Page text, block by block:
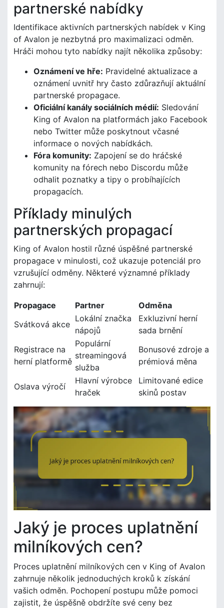
partnerské nabídky
Identifikace aktivních partnerských nabídek v King
of Avalon je nezbytná pro maximalizaci odměn.
Hráči mohou tyto nabídky najít několika způsoby:
Oznámení ve hře: Pravidelné aktualizace a
oznámení uvnitř hry často zdůrazňují aktuální
partnerské propagace.
Oficiální kanály sociálních médií: Sledování
King of Avalon na platformách jako Facebook
nebo Twitter může poskytnout včasné
informace o nových nabídkách.
Fóra komunity: Zapojení se do hráčské
komunity na fórech nebo Discordu může
odhalit poznatky a tipy o probíhajících
propagacích.
Příklady minulých
partnerských propagací
King of Avalon hostil různé úspěšné partnerské
propagace v minulosti, což ukazuje potenciál pro
vzrušující odměny. Některé významné příklady
zahrnují:
Propagace Partner
Odměna
Svátková akce
Lokální značka
nápojů
Exkluzivní herní
sada brnění
Registrace na
herní platformě
Populární
streamingová
služba
Bonusové zdroje a
prémiová měna
Oslava výročí
Hlavní výrobce
hraček
Limitované edice
skinů postav
Jaký je proces uplatnění
milníkových cen?
Proces uplatnění milníkových cen v King of Avalon
zahrnuje několik jednoduchých kroků k získání
vašich odměn. Pochopení postupu může pomoci
zajistit, že úspěšně obdržíte své ceny bez